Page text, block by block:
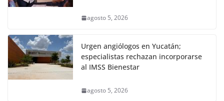
agosto 5, 2026
Urgen angiólogos en Yucatán;
especialistas rechazan incorporarse
al IMSS Bienestar
agosto 5, 2026